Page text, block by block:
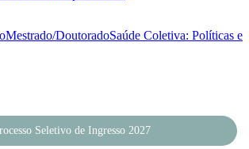
Mestrado/DoutoradoSaúde Coletiva: Políticas e
Seletivo de Ingresso 2027